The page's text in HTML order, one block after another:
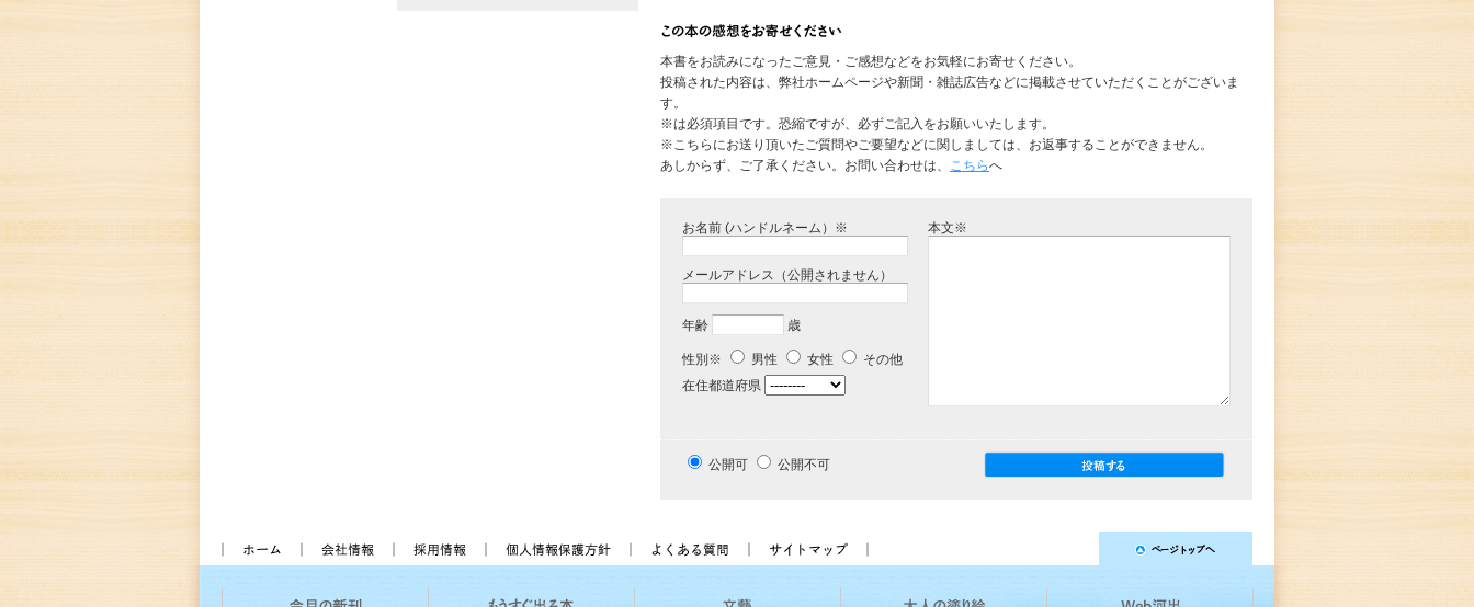
本書をお読みになったご意見・ご感想などをお気軽にお寄せください。
投稿された内容は、弊社ホームページや新聞・雑誌広告などに掲載させていただくことがございま
す。
※は必須項目です。恐縮ですが、必ずご記入をお願いいたします。
※こちらにお送り頂いたご質問やご要望などに関しましては、お返事することができません。
あしからず、ご了承ください。お問い合わせは、 こちらへ
お名前 (ハンドルネーム）※
メールアドレス（公開されません）
年齢 歳
性別※ 男性 女性
その他
在住都道府県
本文※
公開可 公開不可